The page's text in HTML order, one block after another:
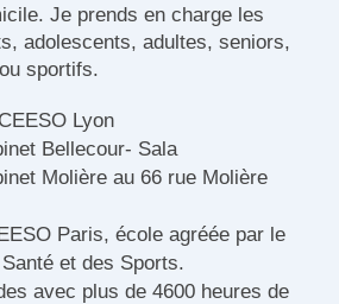
Je prends en charge les
adolescents, adultes, seniors,
sportifs.
Lyon
Bellecour- Sala
Molière au 66 rue Molière
Paris, école agréée par le
et des Sports.
avec plus de 4600 heures de